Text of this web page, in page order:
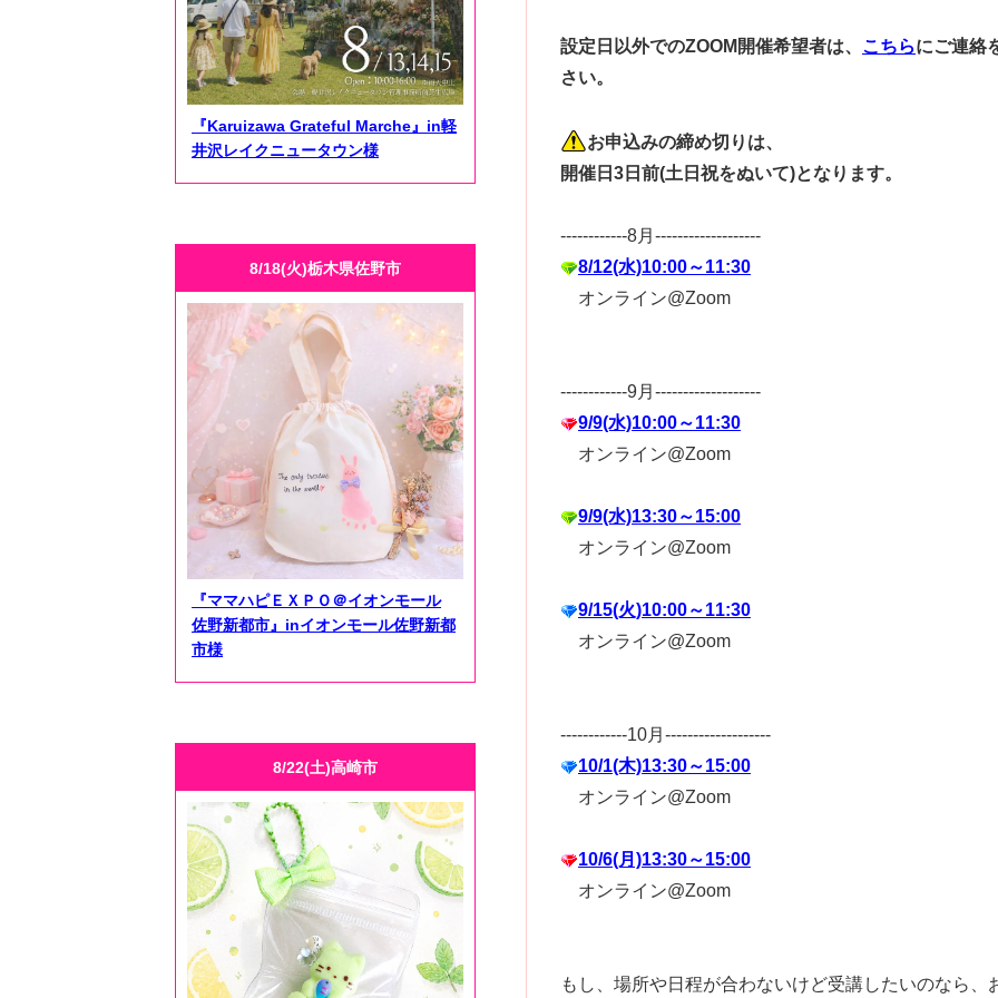
設定日以外でのZOOM開催希望者は、 こちらにご連絡
さい。
お申込みの締め切りは、
開催日3日前(土日祝をぬいて)となります。
------------8月-------------------
8/12(水)10:00～11:30
オンライン@Zoom
------------9月-------------------
9/9(水)10:00～11:30
オンライン@Zoom
9/9(水)13:30～15:00
オンライン@Zoom
9/15(火)10:00～11:30
オンライン@Zoom
------------10月-------------------
10/1(木)13:30～15:00
オンライン@Zoom
10/6(月)13:30～15:00
オンライン@Zoom
もし、場所や日程が合わないけど受講したいのなら、
『Karuizawa Grateful Marche』in軽
井沢レイクニュータウン様
8/18(火)栃木県佐野市
『ママハピＥＸＰＯ＠イオンモール
佐野新都市』inイオンモール佐野新都
市様
8/22(土)高崎市